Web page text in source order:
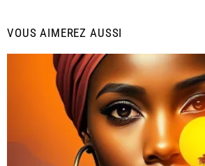
VOUS AIMEREZ AUSSI